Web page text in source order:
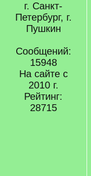
г. Санкт-
Петербург, г.
Пушкин
Сообщений:
15948
На сайте с
2010 г.
Рейтинг:
28715